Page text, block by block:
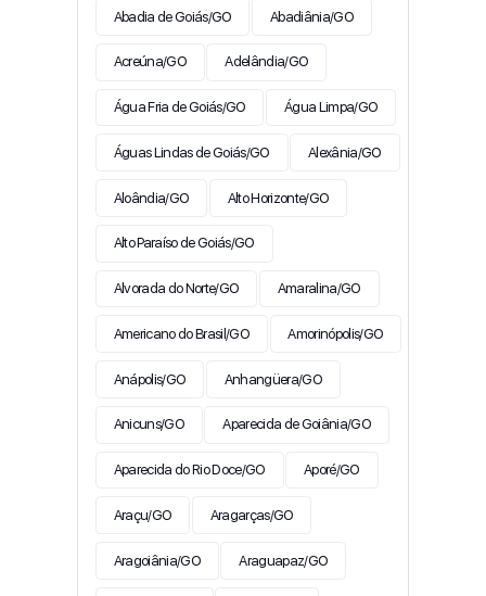
Abadia de Goiás/GO Abadiânia/GO
Acreúna/GO Adelândia/GO
Água Fria de Goiás/GO Água Limpa/GO
Águas Lindas de Goiás/GO Alexânia/GO
Aloândia/GO Alto Horizonte/GO
Alto Paraíso de Goiás/GO
Alvorada do Norte/GO Amaralina/GO
Americano do Brasil/GO Amorinópolis/GO
Anápolis/GO Anhangüera/GO
Anicuns/GO Aparecida de Goiânia/GO
Aparecida do Rio Doce/GO Aporé/GO
Araçu/GO Aragarças/GO
Aragoiânia/GO Araguapaz/GO